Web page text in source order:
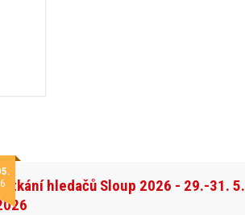
hledačů Sloup 2026 - 29.-31. 5.